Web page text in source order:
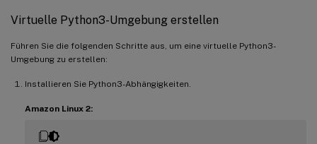
Virtuelle Python3-Umgebung erstellen
Führen Sie die folgenden Schritte aus, um eine virtuelle Python3-
Umgebung zu erstellen:
Installieren Sie Python3-Abhängigkeiten.
Amazon Linux 2: